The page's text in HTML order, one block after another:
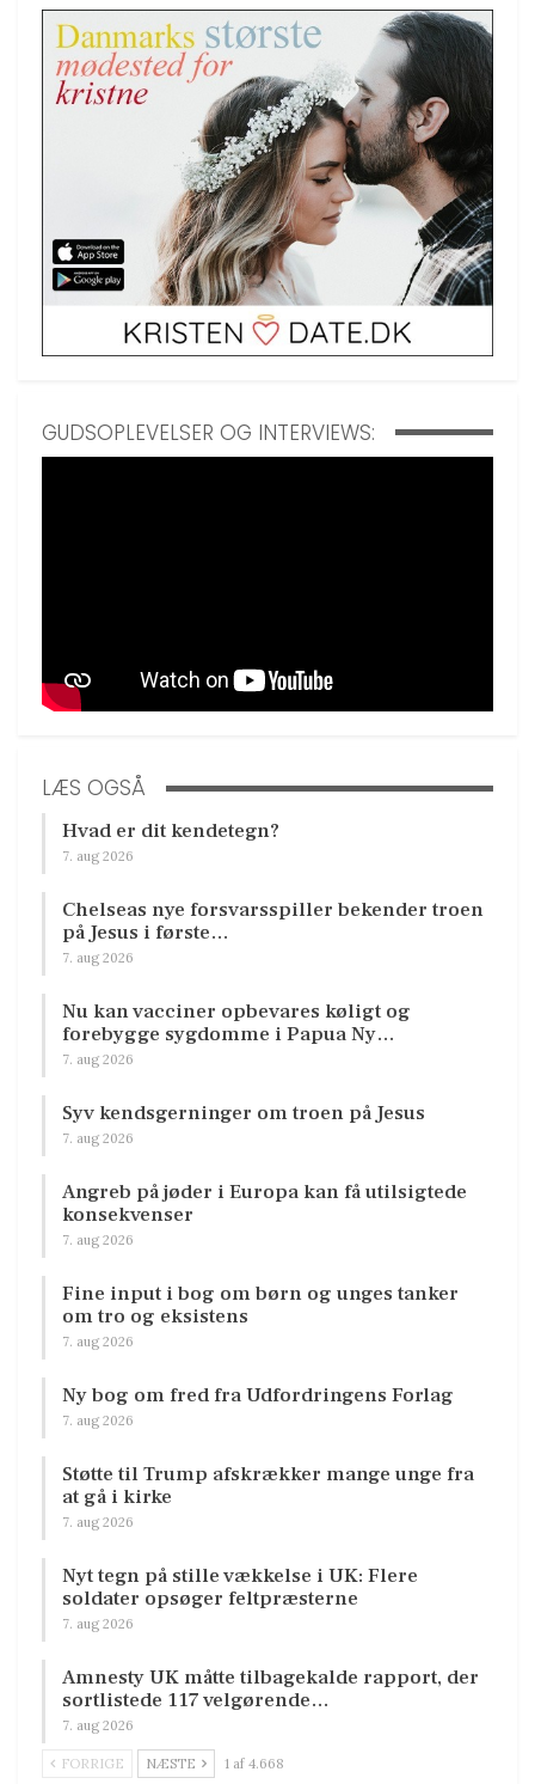
GUDSOPLEVELSER OG INTERVIEWS:
LÆS OGSÅ
Hvad er dit kendetegn?
7. aug 2026
Chelseas nye forsvarsspiller bekender troen
på Jesus i første…
7. aug 2026
Nu kan vacciner opbevares køligt og
forebygge sygdomme i Papua Ny…
7. aug 2026
Syv kendsgerninger om troen på Jesus
7. aug 2026
Angreb på jøder i Europa kan få utilsigtede
konsekvenser
7. aug 2026
Fine input i bog om børn og unges tanker
om tro og eksistens
7. aug 2026
Ny bog om fred fra Udfordringens Forlag
7. aug 2026
Støtte til Trump afskrækker mange unge fra
at gå i kirke
7. aug 2026
Nyt tegn på stille vækkelse i UK: Flere
soldater opsøger feltpræsterne
7. aug 2026
Amnesty UK måtte tilbagekalde rapport, der
sortlistede 117 velgørende…
7. aug 2026
FORRIGE NÆSTE 1 af 4.668